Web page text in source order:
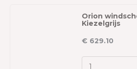
Orion
Kiezelgrijs
€ 629.10